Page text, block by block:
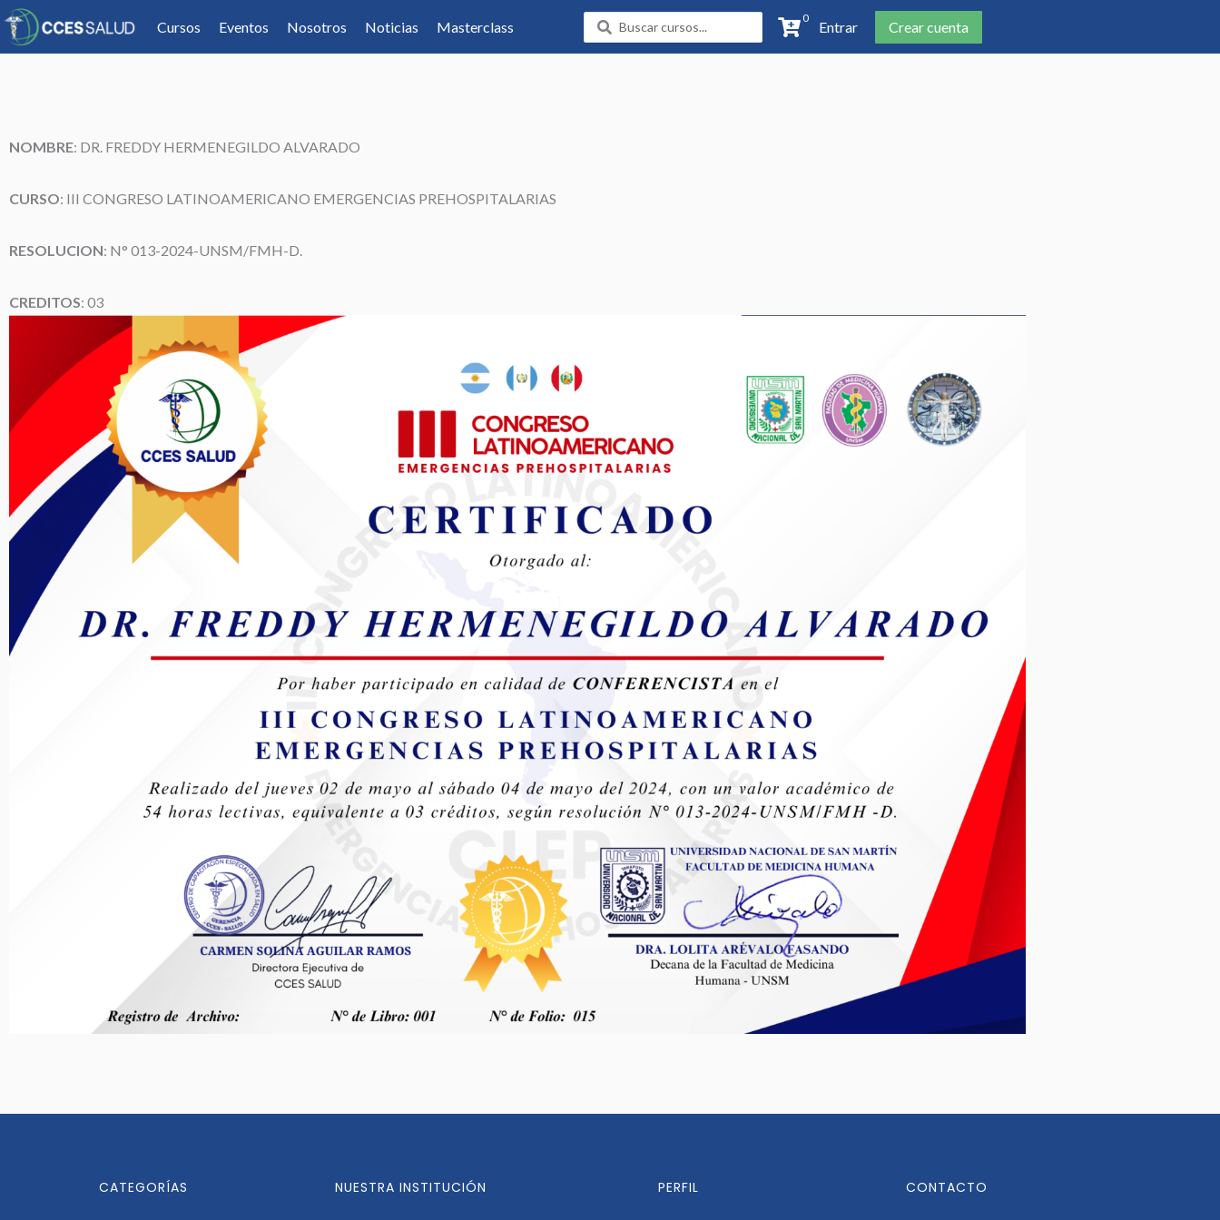
Cursos Eventos Nosotros Noticias Masterclass
Search
...
0
Entrar Crear cuenta
NOMBRE: DR. FREDDY HERMENEGILDO ALVARADO
CURSO: III CONGRESO LATINOAMERICANO EMERGENCIAS PREHOSPITALARIAS
RESOLUCION: N° 013-2024-UNSM/FMH-D.
CREDITOS: 03
CATEGORÍAS NUESTRA INSTITUCIÓN PERFIL CONTACTO